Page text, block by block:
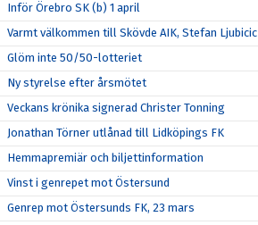
Inför Örebro SK (b) 1 april
Varmt välkommen till Skövde AIK, Stefan Ljubicic
Glöm inte 50/50-lotteriet
Ny styrelse efter årsmötet
Veckans krönika signerad Christer Tonning
Jonathan Törner utlånad till Lidköpings FK
Hemmapremiär och biljettinformation
Vinst i genrepet mot Östersund
Genrep mot Östersunds FK, 23 mars